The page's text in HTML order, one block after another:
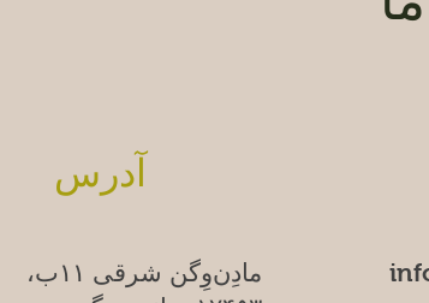
آدرس
مادِن‌وِگن شرقی ۱۱ب،